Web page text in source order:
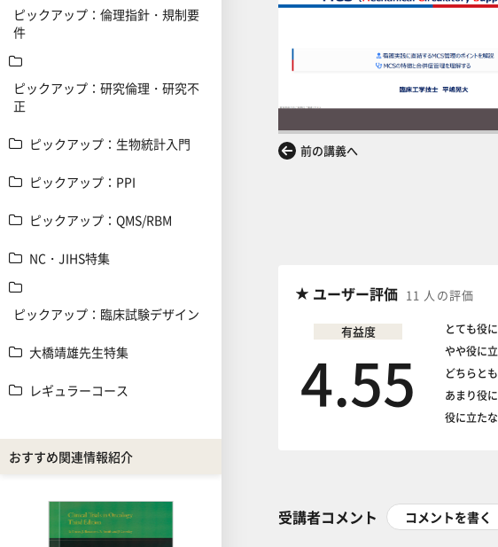
ピックアップ：倫理指針・規制要
件
ピックアップ：研究倫理・研究不
正
ピックアップ：生物統計入門
ピックアップ：PPI
ピックアップ：QMS/RBM
NC・JIHS特集
ピックアップ：臨床試験デザイン
大橋靖雄先生特集
レギュラーコース
おすすめ関連情報紹介
前の講義へ
ユーザー評価 11 人の評価
有益度
4.55
とても役
やや役に
どちらと
あまり役
役に立た
受講者コメント コメントを書く